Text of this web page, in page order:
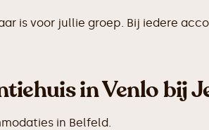
is voor jullie groep. Bij iedere
in Venlo bij
in Belfeld.